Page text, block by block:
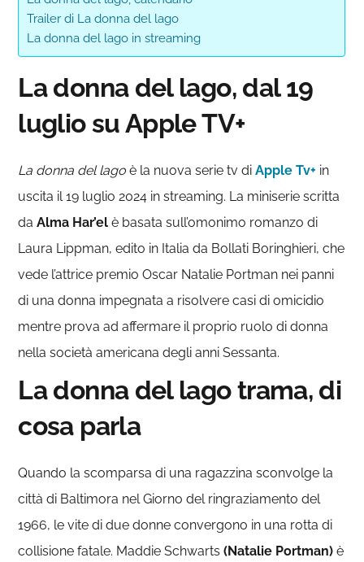
Trailer di La donna del lago
La donna del lago in streaming
La donna del lago, dal 19
luglio su Apple TV+
La donna del lago è la nuova serie tv diApple Tv+ in
uscita il 19 luglio 2024 in streaming. La miniserie scritta
daAlma Har’el è basata sull’omonimo romanzo di
Laura Lippman, edito in Italia da Bollati Boringhieri, che
vede l’attrice premio Oscar Natalie Portman nei panni
di una donna impegnata a risolvere casi di omicidio
mentre prova ad affermare il proprio ruolo di donna
nella società americana degli anni Sessanta.
La donna del lago trama, di
cosa parla
Quando la scomparsa di una ragazzina sconvolge la
città di Baltimora nel Giorno del ringraziamento del
1966, le vite di due donne convergono in una rotta di
collisione fatale. Maddie Schwarts(Natalie Portman) è